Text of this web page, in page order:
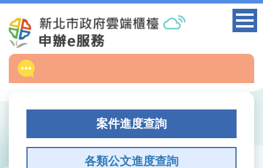
跳
案件進度查詢
各類公文進度查詢